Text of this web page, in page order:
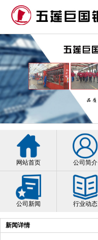
网站首页 公司简介
公司新闻 行业动态
新闻详情